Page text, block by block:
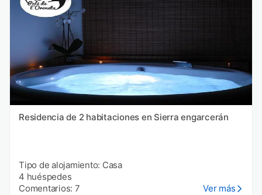
Residencia de 2 habitaciones en Sierra engarcerán
Tipo de alojamiento: Casa
4 huéspedes
Comentarios: 7
Ver más